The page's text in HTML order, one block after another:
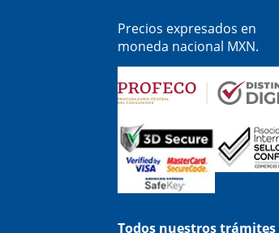
Precios expresados en
moneda nacional MXN.
Todos nuestros